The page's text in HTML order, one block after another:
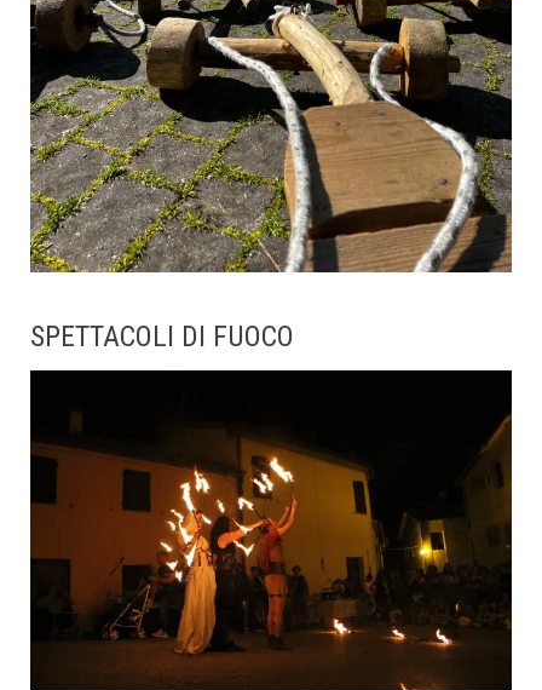
SPETTACOLI DI FUOCO